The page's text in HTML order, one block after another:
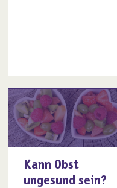
Kann Obst
ungesund sein?